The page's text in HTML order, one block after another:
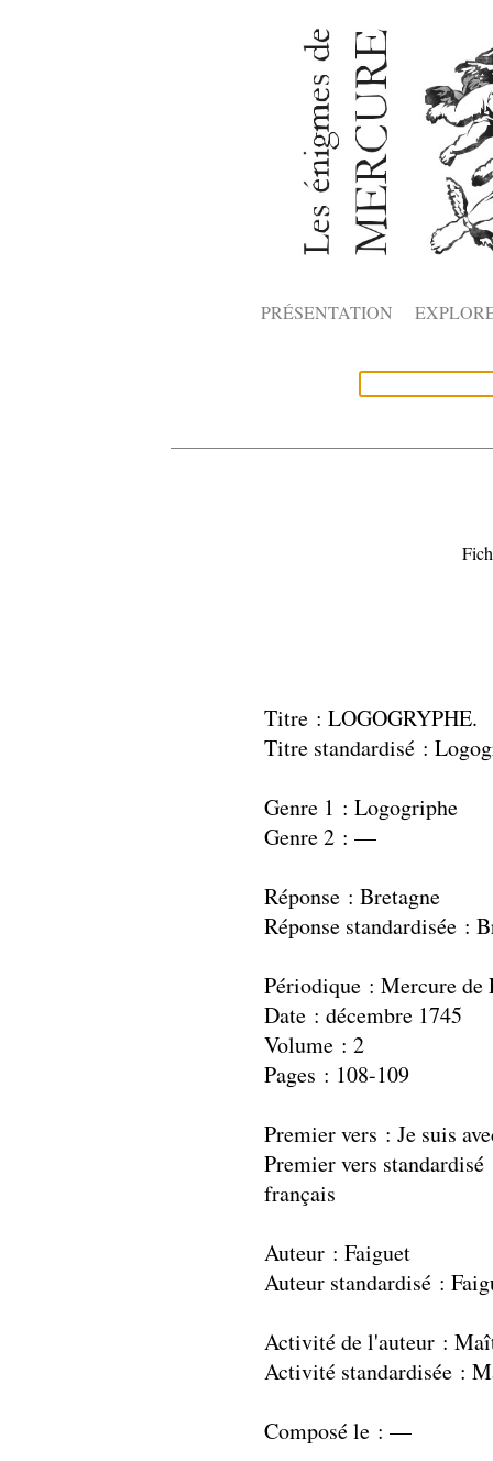
PRÉSENTATION
Titre : LOGOGRYPHE.
Titre standardisé :
Genre 1 : Logogriphe
Genre 2 : —
Réponse : Bretagne
Réponse standardisée :
Périodique : Mercure de
Date : décembre 1745
Volume : 2
Pages : 108-109
Premier vers : Je suis
Premier vers
français
Auteur : Faiguet
Auteur standardisé :
Activité de l'auteur :
Activité standardisée :
Composé le : —